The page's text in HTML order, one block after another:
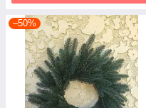
–50%